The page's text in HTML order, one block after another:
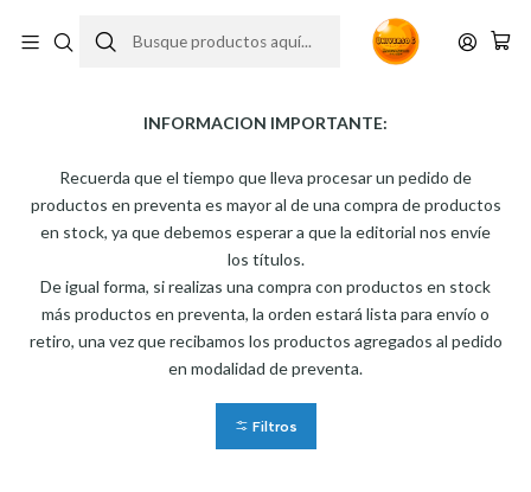
Preventas
INFORMACION IMPORTANTE:
Recuerda que el tiempo que lleva procesar un pedido de
productos en preventa es mayor al de una compra de productos
en stock, ya que debemos esperar a que la editorial nos envíe
los títulos.
De igual forma, si realizas una compra con productos en stock
más productos en preventa, la orden estará lista para envío o
retiro, una vez que recibamos los productos agregados al pedido
en modalidad de preventa.
Filtros